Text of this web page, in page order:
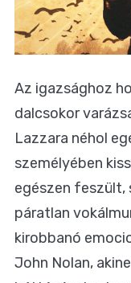
Az igazsághoz
dalcsokor
Lazzara néhol
személyében
egészen feszült,
páratlan
kirobbanó
John Nolan,